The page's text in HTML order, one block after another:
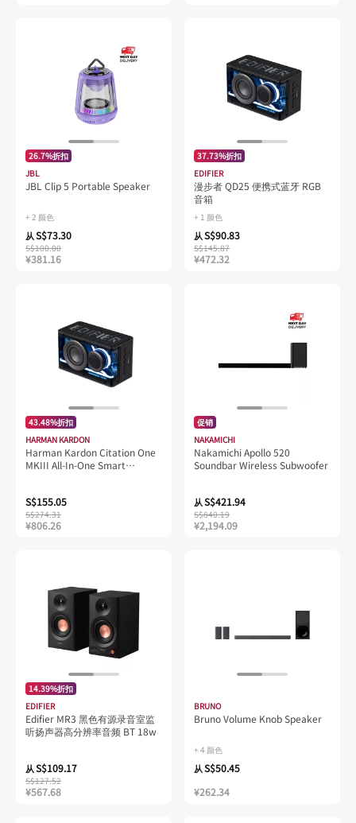
26.7%折扣
JBL
JBL Clip 5 Portable Speaker
+ 2 颜色
从S$73.30
S$100.00
¥381.16
37.73%折扣
EDIFIER
漫步者 QD25 便携式蓝牙 RGB
音箱
+ 1 颜色
从S$90.83
S$145.87
¥472.32
43.48%折扣
HARMAN KARDON
Harman Kardon Citation One
MKIII All-In-One Smart
S$155.05
S$274.31
¥806.26
促销
NAKAMICHI
Nakamichi Apollo 520
Soundbar Wireless Subwoofer
从S$421.94
S$840.19
¥2,194.09
14.39%折扣
EDIFIER
Edifier MR3 黑色有源录音室监
听扬声器高分辨率音频 BT 18w
从S$109.17
S$127.52
¥567.68
BRUNO
Bruno Volume Knob Speaker
+ 4 颜色
从S$50.45
¥262.34